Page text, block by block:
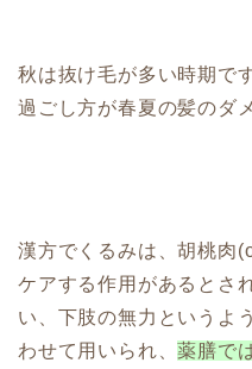
秋は抜け毛が多い時期で
過ごし方が春夏の髪のダ
漢方でくるみは、胡桃肉
ケアする作用があるとさ
い、下肢の無力というよ
わせて用いられ、薬膳で